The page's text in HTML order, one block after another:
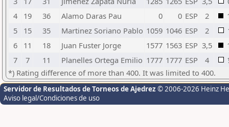
4
19 36 Alamo Daras Pau 0 0 ESP 2
5
15 35 Martinez Soriano Pablo 1059 1046 ESP 2
6
11 18 Juan Fuster Jorge 1577 1563 ESP 3,5
7
7 11 Planelles Ortega Emilio 1777 1777 ESP 4
*) Rating difference of more than 400. It was limited to 400.
Servidor de Resultados de Torneos de Ajedrez © 2006-2026 Heinz
Aviso legal/Condiciones de uso